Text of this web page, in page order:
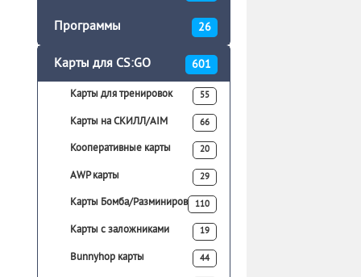
Программы 26
Карты для CS:GO 601
Карты для тренировок 55
Карты на СКИЛЛ/AIM 66
Кооперативные карты 20
AWP карты 29
Карты Бомба/Разминирование
110
Карты с заложниками 19
Bunnyhop карты 44